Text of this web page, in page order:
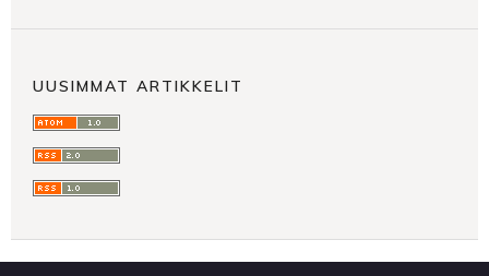
UUSIMMAT ARTIKKELIT